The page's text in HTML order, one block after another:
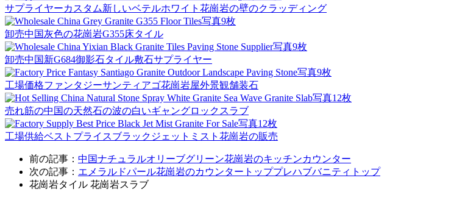
サプライヤーカスタム新しいベテルホワイト花崗岩の壁のクラッディング
写真9枚
卸売中国灰色の花崗岩G355床タイル
写真9枚
卸売中国新G684御影石タイル敷石サプライヤー
写真9枚
工場価格ファンタジーサンティアゴ花崗岩屋外景観舗装石
写真12枚
売れ筋の中国の天然石の波の白いギャングロックスラブ
写真12枚
工場供給ベストプライスブラックジェットミスト花崗岩の販売
前の記事： 中国ナチュラルオリーブグリーン花崗岩のキッチンカウンター
次の記事： エメラルドパール花崗岩のカウンタートッププレハブバニティトップ
花崗岩タイル 花崗岩スラブ